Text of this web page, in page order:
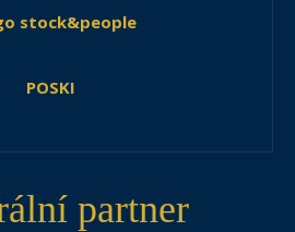
stock&people
POSKI
partner